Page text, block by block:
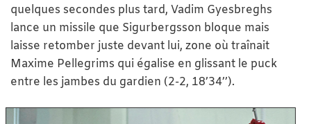
quelques secondes plus tard, Vadim Gyesbreghs
lance un missile que Sigurbergsson bloque mais
laisse retomber juste devant lui, zone où traînait
Maxime Pellegrims qui égalise en glissant le puck
entre les jambes du gardien (2-2, 18’34’’).